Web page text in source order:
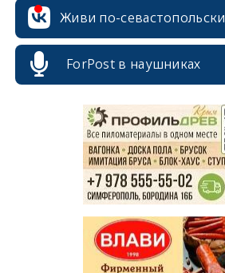
Живи по-севастопольски
ForPost в наушниках